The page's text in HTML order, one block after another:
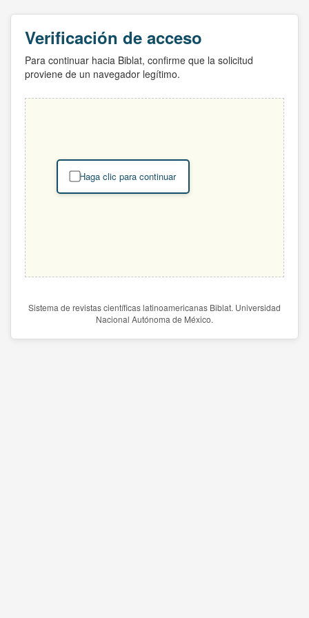
Verificación de acceso
Para continuar hacia Biblat, confirme que la solicitud
proviene de un navegador legítimo.
Haga clic para continuar
Sistema de revistas científicas latinoamericanas Biblat. Universidad
Nacional Autónoma de México.